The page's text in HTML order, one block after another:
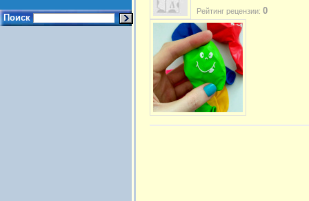
Поиск
Рейтинг рецензии: 0